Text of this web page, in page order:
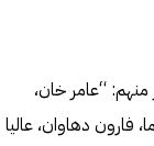
منهم: “عامر خان،
فارون دهاوان، عاليا